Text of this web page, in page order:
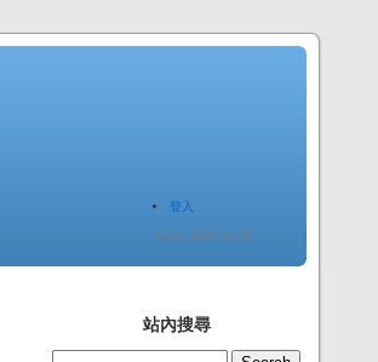
登入
Since 2005.12.20
站內搜尋